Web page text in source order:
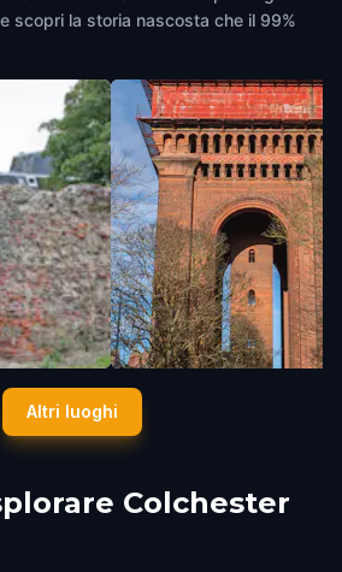
THE FUN NOW.
scopri la storia nascosta che il 99%
Jumbo Water Tower
Altri luoghi
Colchester